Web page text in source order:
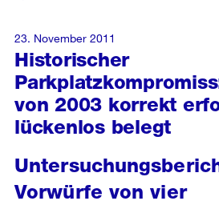
Historischer
von 2003 korrekt
lückenlos belegt
Vorwürfe von vier
23. November 2011